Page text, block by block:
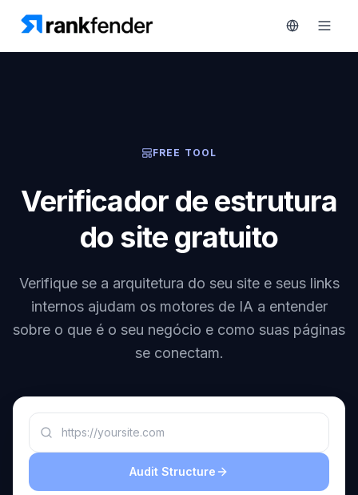
MONITORIZAR
Rastreamento
de
concorrentes
palavras-
chave
Recursos
Ferramentas
Preços
Agendar
FREE TOOL
Verificador de estrutura
do site gratuito
Verifique se a arquitetura do seu site e seus links
internos ajudam os motores de IA a entender
sobre o que é o seu negócio e como suas páginas
se conectam.
Audit Structure